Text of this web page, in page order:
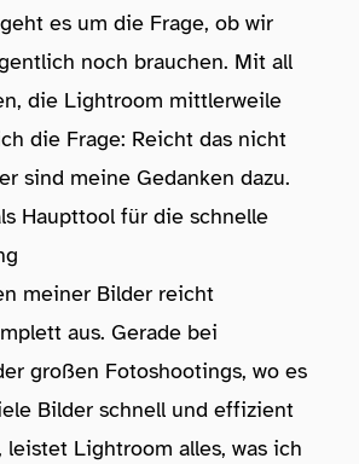
es um die Frage, ob wir
noch brauchen. Mit all
die Lightroom mittlerweile
die Frage: Reicht das nicht
sind meine Gedanken dazu.
Haupttool für die schnelle
meiner Bilder reicht
aus. Gerade bei
großen Fotoshootings, wo es
Bilder schnell und effizient
leistet Lightroom alles, was ich